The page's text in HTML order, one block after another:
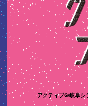
アクティブG/岐阜シ